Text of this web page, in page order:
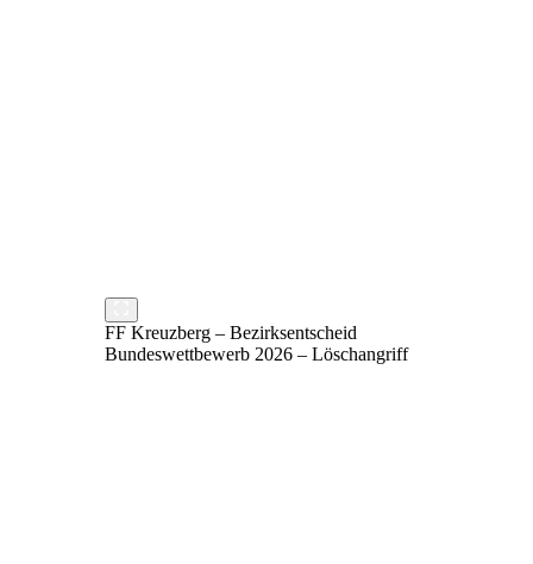
FF Kreuzberg – Bezirksentscheid
Bundeswettbewerb 2026 – Löschangriff